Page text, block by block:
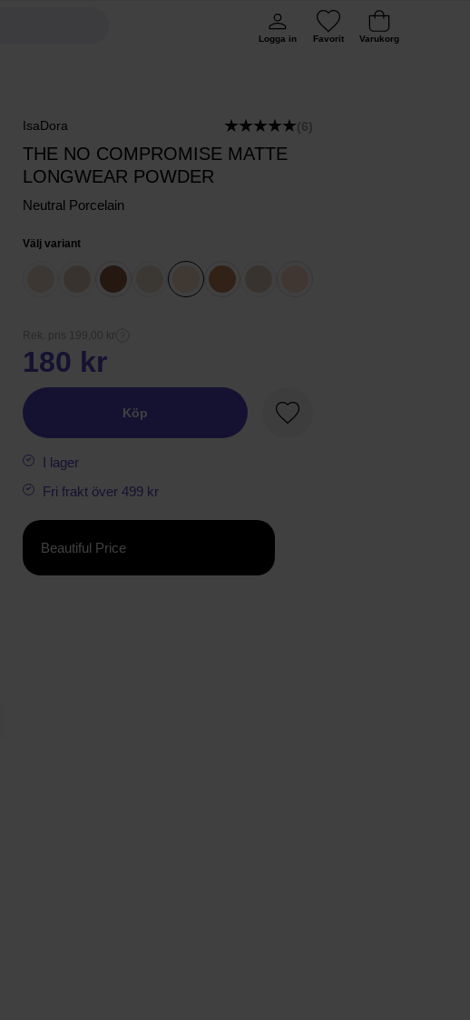
Logga in Favorit Varukorg
IsaDora (6)
THE NO COMPROMISE MATTE
LONGWEAR POWDER
Neutral Porcelain
Välj variant
Rek. pris 199,00 kr
180 kr
Köp
Favorit
I lager
Fri frakt över 499 kr
Beautiful Price